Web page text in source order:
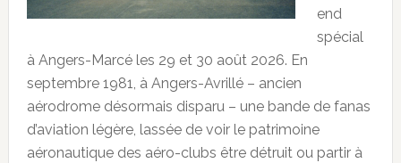
end
spécial
à Angers-Marcé les 29 et 30 août 2026. En
septembre 1981, à Angers-Avrillé – ancien
aérodrome désormais disparu – une bande de fanas
d’aviation légère, lassée de voir le patrimoine
aéronautique des aéro-clubs être détruit ou partir à